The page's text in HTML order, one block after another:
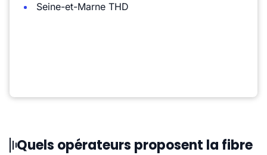
Seine-et-Marne THD
Quels opérateurs proposent la fibre